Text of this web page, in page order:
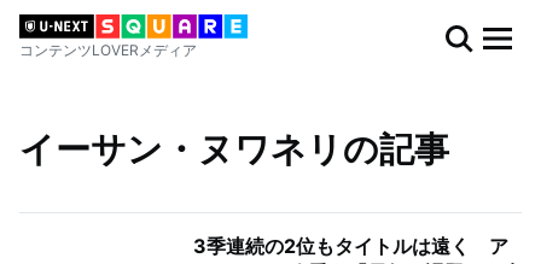
コンテンツLOVERメディア
イーサン・ヌワネリの記事
3季連続の2位もタイトルは遠く ア